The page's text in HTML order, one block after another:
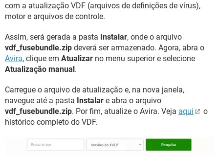
com a atualização VDF (arquivos de definições de vírus),
motor e arquivos de controle.
Assim, será gerada a pasta Instalar, onde o arquivo
vdf_fusebundle.zip deverá ser armazenado. Agora, abra o
Avira, clique em Atualizar no menu superior e selecione
Atualização manual.
Carregue o arquivo de atualização e, na nova janela,
navegue até a pasta Instalar e abra o arquivo
vdf_fusebundle.zip. Por fim, atualize o Avira. Veja aqui
o
histórico completo do VDF.